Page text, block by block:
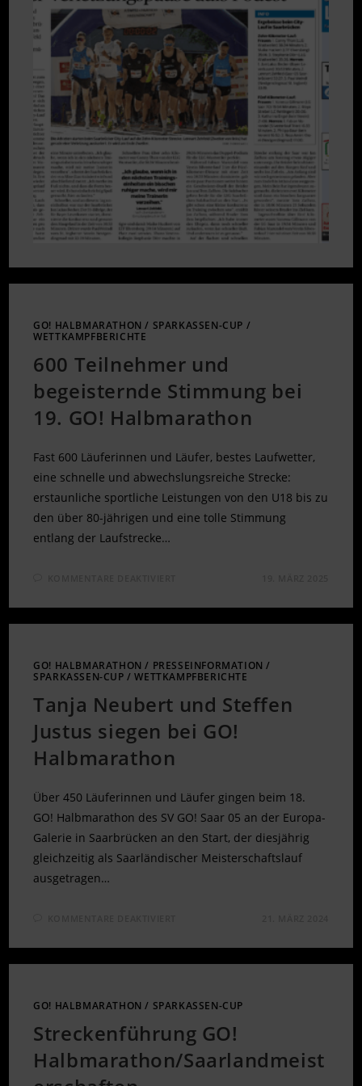
–
VOM
20.05.25
GO! HALBMARATHON / SPARKASSEN-CUP /
WETTKAMPFBERICHTE
600 Teilnehmer und
begeisternde Stimmung bei
19. GO! Halbmarathon
Fast 600 Läuferinnen und Läufer, bestes Laufwetter,
eine schnelle und abwechslungsreiche Strecke:
erstaunliche sportliche Leistungen von den U18 bis zu
den über 80-jährigen und eine tolle Stimmung
entlang der Laufstrecke…
UND
GO!
HALBMARATHON
GO! HALBMARATHON / PRESSEINFORMATION /
SPARKASSEN-CUP /WETTKAMPFBERICHTE
Tanja Neubert und Steffen
Justus siegen bei GO!
Halbmarathon
Über 450 Läuferinnen und Läufer gingen beim 18.
GO! Halbmarathon des SV GO! Saar 05 an der Europa-
Galerie in Saarbrücken an den Start, der diesjährig
gleichzeitig als Saarländischer Meisterschaftslauf
ausgetragen…
UND
GO!
HALBMARATHON
GO! HALBMARATHON / SPARKASSEN-CUP
Streckenführung GO!
Halbmarathon/Saarlandmeist